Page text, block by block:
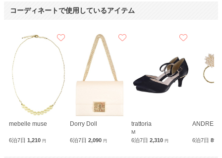
コーディネートで使用しているアイテム
mebelle muse
6泊7日 1,210 円
Dorry Doll
6泊7日2,090円
trattoria
M
6泊7日 2,310 円
ANDRESD
6泊7日 890